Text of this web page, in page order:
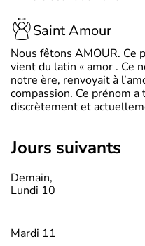
Saint Amour
Nous fêtons AMOUR. Ce
vient du latin « amor . Ce
notre ère, renvoyait à
compassion. Ce prénom
discrètement et
jours suivants
Demain,
Lundi 10
Mardi 11